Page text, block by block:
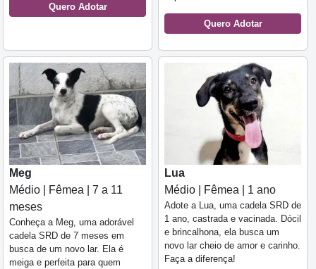
Quero Adotar
Quero Adotar
Meg
Médio | Fêmea | 7 a 11
meses
Conheça a Meg, uma adorável
cadela SRD de 7 meses em
busca de um novo lar. Ela é
meiga e perfeita para quem
Lua
Médio | Fêmea | 1 ano
Adote a Lua, uma cadela SRD de
1 ano, castrada e vacinada. Dócil
e brincalhona, ela busca um
novo lar cheio de amor e carinho.
Faça a diferença!